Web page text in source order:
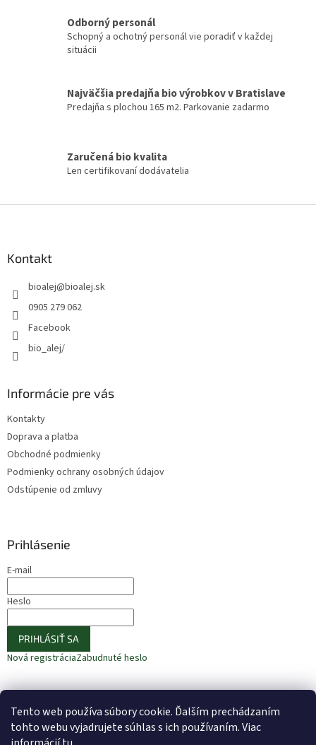
Tento web používa súbory cookie. Ďalším prechádzaním
tohto webu vyjadrujete súhlas s ich používaním. Viac
k
p
i
s
Odborný personál
Schopný a ochotný personál vie poradiť v každej
situácii
Najväčšia predajňa bio výrobkov v Bratislave
Predajňa s plochou 165 m2. Parkovanie zadarmo
Zaručená bio kvalita
Len certifikovaní dodávatelia
Kontakt
bioalej@bioalej.sk
0905 279 062
Facebook
bio_alej/
Informácie pre vás
Kontakty
Doprava a platba
Obchodné podmienky
Podmienky ochrany osobných údajov
Odstúpenie od zmluvy
Prihlásenie
E-mail
Heslo
PRIHLÁSIŤ SA
Nová registráciaZabudnuté heslo
⚠️ UPOZORNENIE – Fazuľa biela 🎁 ODOBERAJTE NOVINKY −10 %